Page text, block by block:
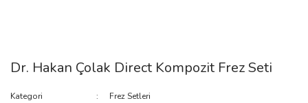
Dr. Hakan Çolak Direct Kompozit Frez Seti
Kategori
Frez Setleri